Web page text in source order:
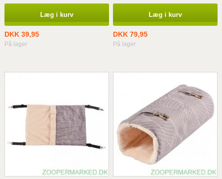
Læg i kurv
DKK 39,95
På lager
Læg i kurv
DKK 79,95
På lager